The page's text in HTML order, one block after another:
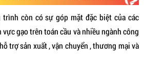
còn có sự góp mặt đặc biệt của các
gạo trên toán cầu và nhiều ngành công
trợ sản xuất , vận chuyển , thương mại và